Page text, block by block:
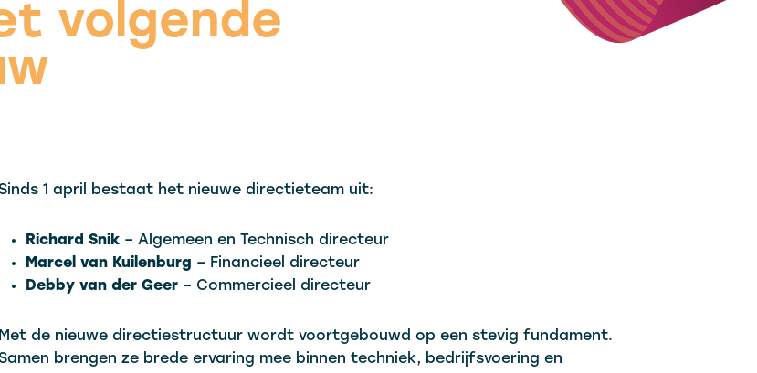
volgende
1 april bestaat het nieuwe directieteam uit:
Richard Snik – Algemeen en Technisch directeur
Marcel van Kuilenburg – Financieel directeur
Debby van der Geer – Commercieel directeur
Met de nieuwe directiestructuur wordt voortgebouwd op een stevig fundament.
brengen ze brede ervaring mee binnen techniek, bedrijfsvoering en